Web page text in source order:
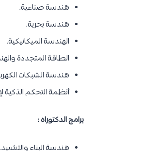
هندسة صناعية.
هندسة بحرية.
الهندسة الميكانيكية.
الطاقة المتجددة
هندسة الشبكات
أنظمة التحكم الذكية
برامج الدكتوراه :
هندسة البناء